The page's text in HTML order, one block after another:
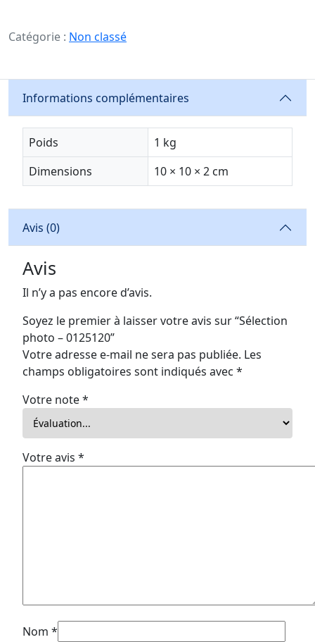
Catégorie : Non classé
Informations complémentaires
Poids
1 kg
Dimensions
10 × 10 × 2 cm
Avis (0)
Avis
Il n’y a pas encore d’avis.
Soyez le premier à laisser votre avis sur “Sélection
photo – 0125120”
Votre adresse e-mail ne sera pas publiée. Les
champs obligatoires sont indiqués avec *
Votre note*
Votre avis *
Nom *